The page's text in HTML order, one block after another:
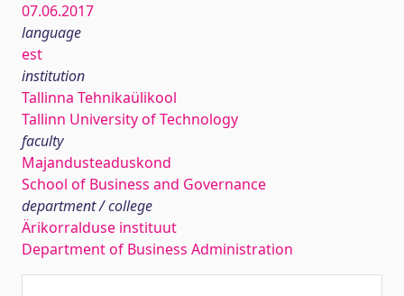
07.06.2017
language
est
institution
Tallinna Tehnikaülikool
Tallinn University of Technology
faculty
Majandusteaduskond
School of Business and Governance
department / college
Ärikorralduse instituut
Department of Business Administration